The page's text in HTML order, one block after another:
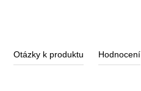
Otázky k produktu Hodnocení